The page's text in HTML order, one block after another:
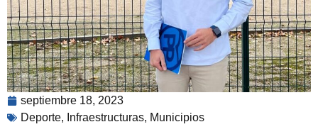
septiembre 18, 2023
Deporte, Infraestructuras, Municipios